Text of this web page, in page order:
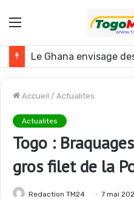
Menu
Le Ghana envisage
Accueil / Actualites
Actualites
Togo :
gros filet de la
Redaction TM24 7 mai